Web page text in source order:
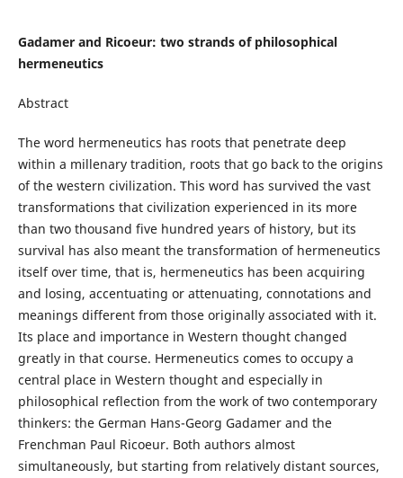
Gadamer and Ricoeur: two strands of philosophical
hermeneutics
Abstract
The word hermeneutics has roots that penetrate deep
within a millenary tradition, roots that go back to the origins
of the western civilization. This word has survived the vast
transformations that civilization experienced in its more
than two thousand five hundred years of history, but its
survival has also meant the transformation of hermeneutics
itself over time, that is, hermeneutics has been acquiring
and losing, accentuating or attenuating, connotations and
meanings different from those originally associated with it.
Its place and importance in Western thought changed
greatly in that course. Hermeneutics comes to occupy a
central place in Western thought and especially in
philosophical reflection from the work of two contemporary
thinkers: the German Hans-Georg Gadamer and the
Frenchman Paul Ricoeur. Both authors almost
simultaneously, but starting from relatively distant sources,